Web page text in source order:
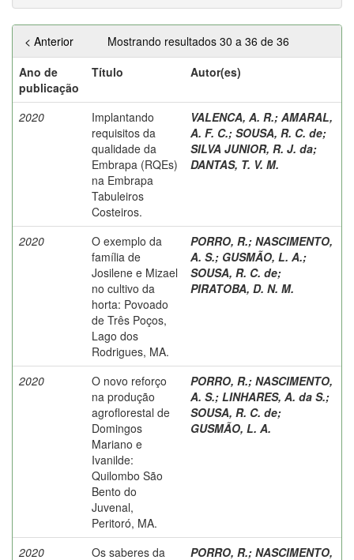
Mostrando resultados 30 a 36 de 36
< Anterior
Ano de
publicação
Título Autor(es)
2020
Implantando
requisitos da
qualidade da
Embrapa (RQEs)
na Embrapa
Tabuleiros
Costeiros.
VALENCA, A. R.; AMARAL,
A. F. C.; SOUSA, R. C. de;
SILVA JUNIOR, R. J. da;
DANTAS, T. V. M.
2020
O exemplo da
família de
Josilene e Mizael
no cultivo da
horta: Povoado
de Três Poços,
Lago dos
Rodrigues, MA.
PORRO, R.; NASCIMENTO,
A. S.; GUSMÃO, L. A.;
SOUSA, R. C. de;
PIRATOBA, D. N. M.
2020
O novo reforço
na produção
agroflorestal de
Domingos
Mariano e
Ivanilde:
Quilombo São
Bento do
Juvenal,
Peritoró, MA.
PORRO, R.; NASCIMENTO,
A. S.; LINHARES, A. da S.;
SOUSA, R. C. de;
GUSMÃO, L. A.
2020
Os saberes da
PORRO, R.; NASCIMENTO,